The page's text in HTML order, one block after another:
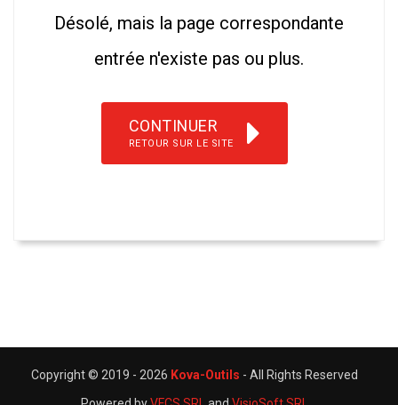
Désolé, mais la page correspondante
entrée n'existe pas ou plus.
CONTINUER
RETOUR SUR LE SITE
Copyright © 2019 - 2026 Kova-Outils - All Rights Reserved